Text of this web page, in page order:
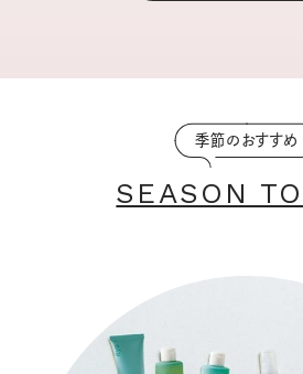
季節のおすすめ
SEASON